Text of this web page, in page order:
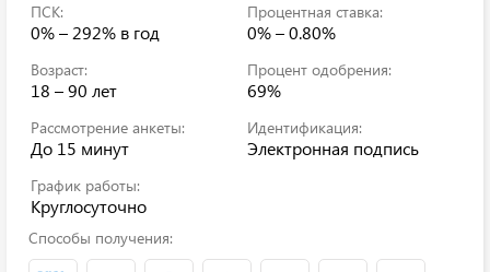
ПСК:
0% – 292% в год
Процентная ставка:
0% – 0.80%
Возраст:
18 – 90 лет
Процент одобрения:
69%
Рассмотрение анкеты:
До 15 минут
Идентификация:
Электронная подпись
График работы:
Круглосуточно
Способы получения: